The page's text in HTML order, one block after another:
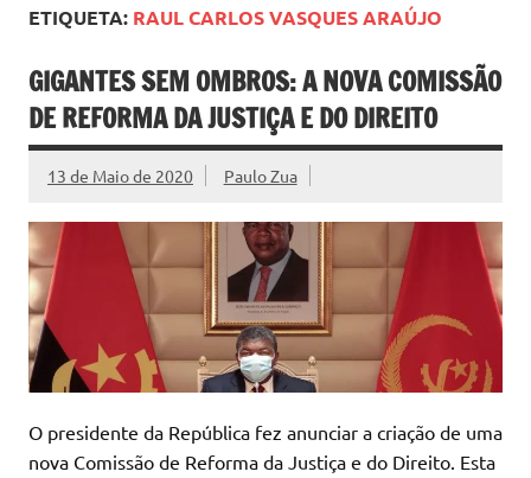
ETIQUETA: RAUL CARLOS VASQUES ARAÚJO
GIGANTES SEM OMBROS: A NOVA COMISSÃO
DE REFORMA DA JUSTIÇA E DO DIREITO
13 de Maio de 2020 Paulo Zua
O presidente da República fez anunciar a criação de uma
nova Comissão de Reforma da Justiça e do Direito. Esta